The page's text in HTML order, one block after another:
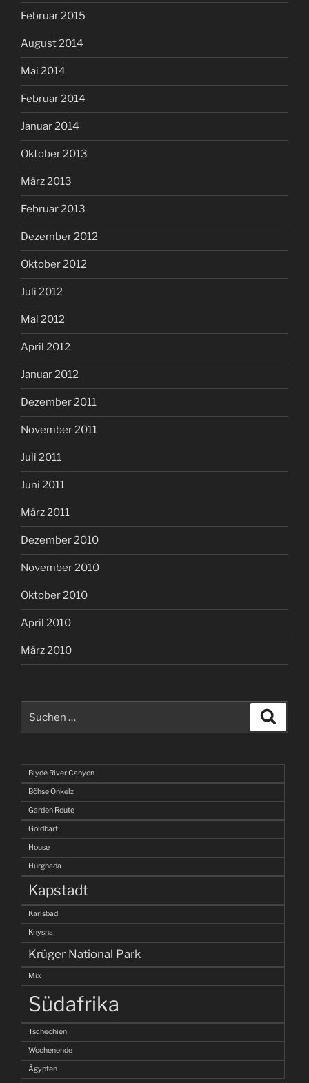
Februar 2015
August 2014
Mai 2014
Februar 2014
Januar 2014
Oktober 2013
März 2013
Februar 2013
Dezember 2012
Oktober 2012
Juli 2012
Mai 2012
April 2012
Januar 2012
Dezember 2011
November 2011
Juli 2011
Juni 2011
März 2011
Dezember 2010
November 2010
Oktober 2010
April 2010
März 2010
nach:
Blyde River Canyon
Böhse Onkelz
Garden Route
Goldbart
House
Hurghada
Kapstadt
Karlsbad
Knysna
Krüger National Park
Mix
Südafrika
Tschechien
Wochenende
Ägypten